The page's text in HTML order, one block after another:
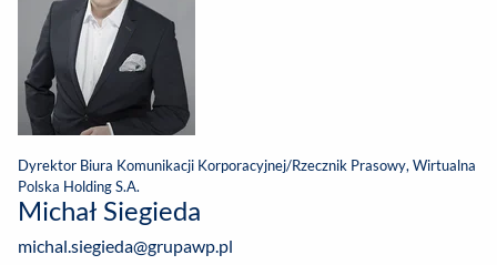
Dyrektor Biura Komunikacji Korporacyjnej/Rzecznik Prasowy, Wirtualna
Polska Holding S.A.
Michał Siegieda
michal.siegieda@grupawp.pl